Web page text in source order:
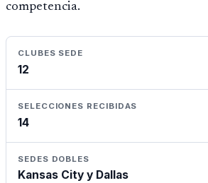
competencia.
CLUBES SEDE
12
SELECCIONES RECIBIDAS
14
SEDES DOBLES
Kansas City y Dallas